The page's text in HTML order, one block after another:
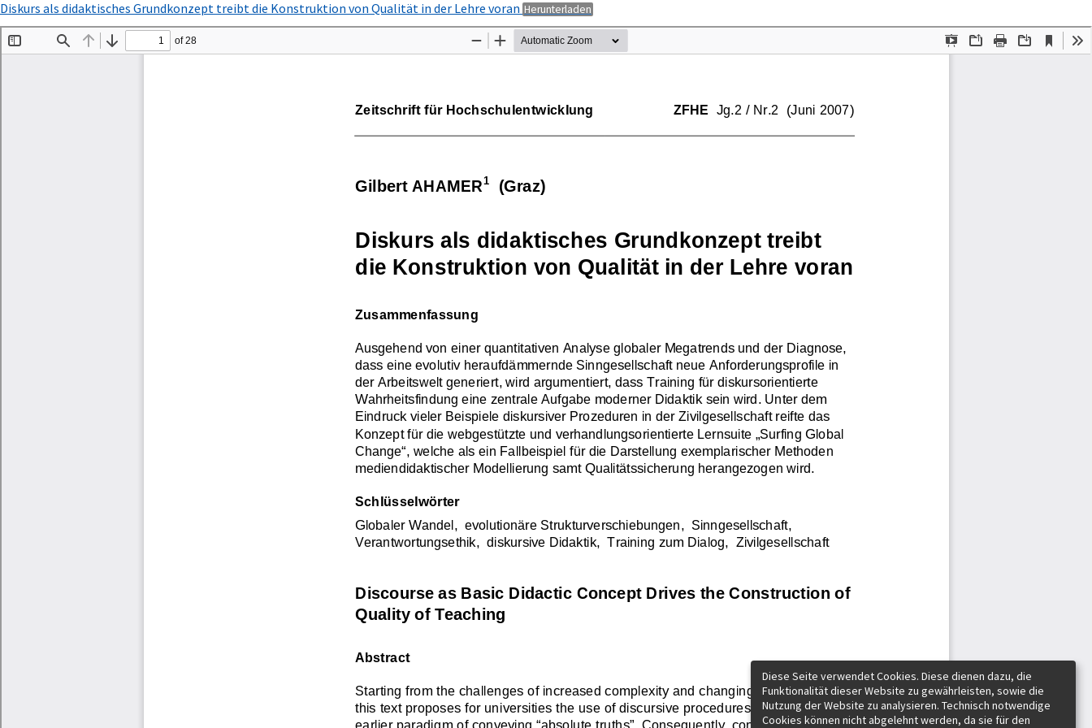
Zu
Artikeldetails
zurückkehren
Diskurs als didaktisches Grundkonzept treibt die Konstruktion von Qualität in der Lehre voran HerunterladenPDF
herunterladen
Diese Seite verwendet Cookies. Diese dienen dazu, die
Funktionalität dieser Website zu gewährleisten, sowie die
Nutzung der Website zu analysieren. Technisch notwendige
Cookies können nicht abgelehnt werden, da sie für den